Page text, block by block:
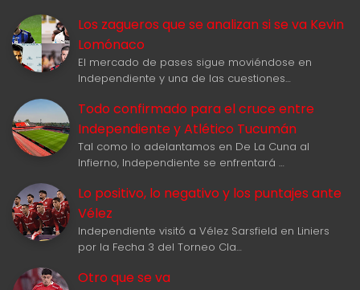
Los zagueros que se analizan si se va Kevin
Lomónaco
El mercado de pases sigue moviéndose en
Independiente y una de las cuestiones…
Todo confirmado para el cruce entre
Independiente y Atlético Tucumán
Tal como lo adelantamos en De La Cuna al
Infierno, Independiente se enfrentará …
Lo positivo, lo negativo y los puntajes ante
Vélez
Independiente visitó a Vélez Sarsfield en Liniers
por la Fecha 3 del Torneo Cla…
Otro que se va